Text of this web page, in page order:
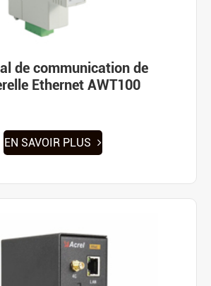
de communication de
Ethernet AWT100
EN SAVOIR PLUS